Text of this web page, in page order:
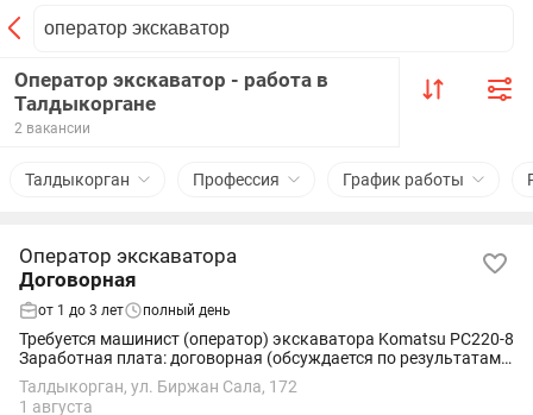
Оператор экскаватор - работа в
Талдыкоргане
2 вакансии
Талдыкорган Профессия График работы
Оператор экскаватора
Договорная
от 1 до 3 лет полный день
Требуется машинист (оператор) экскаватора Komatsu PC220-8
Заработная плата: договорная (обсуждается по результатам
собеседования). Обязанности: - Работа на гусеничном
экскаваторе Komatsu...
Талдыкорган, ул. Биржан Сала, 172
1 августа